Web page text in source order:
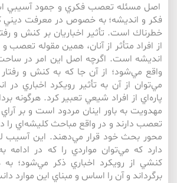
اصل مسئله تعصب فكري و جمود آسيبي
فكر و انديشه؛ به خصوص در معرفت
خطرناك است. تأثير اخباريان بر كنش و
از افراد متأثر از آنان، همين مقوله تعصب
انديشه است. اگرچه اصل اين امر در
واقع مي‌‌شود؛ از آن جا كه به كنش و
مي‌‌توان از آن به تأثير رويكرد اخباري در
پاره‌‌اي از افراد شيعي تعبير كرد. هرگونه
مهدويت به باور اينان مردود است و بر
تعصب دارند و در واقع مباحث كليشه‌‌اي را
محور بحث خود قرار مي‌‌دهند. اين آسيب
دارد كه مي‌‌توان مواردي را كه در ادامه
كنشي از رويكرد اخباري ذكر مي‌‌شود؛
برگرداند و آن را اساس و مبناي اين موارد